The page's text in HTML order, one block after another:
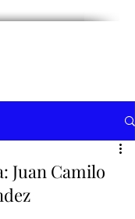
Juan Camilo
estrellas.